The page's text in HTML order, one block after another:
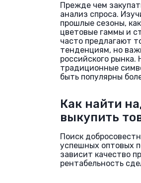
Прежде чем
анализ спроса.
прошлые сезоны,
цветовые гаммы и
часто предлагают
тенденциям, но
российского
традиционные
быть популярны
Как найти
выкупить
Поиск
успешных оптовых
зависит качество
рентабельность